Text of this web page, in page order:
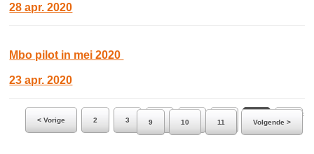
28 apr. 2020
Mbo pilot in mei 2020
23 apr. 2020
Ga naar pagina:
< Vorige
2 3 6 7 8
9 10 11 Volgende >